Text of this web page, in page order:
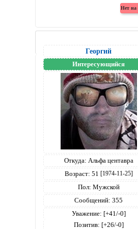
Георгий
Интересующийся
Откуда: Альфа центавра
Возраст: 51 [1974-11-25]
Пол: Мужской
Сообщений: 355
Уважение: [+41/-0]
Позитив: [+26/-0]